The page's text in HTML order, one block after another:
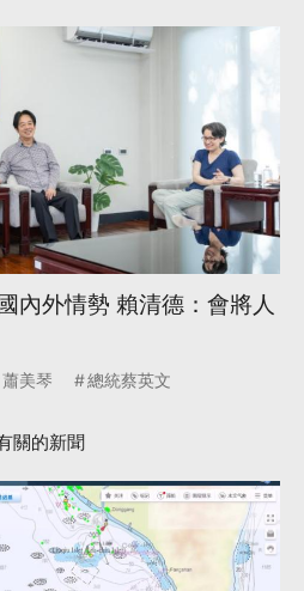
內外情勢 賴清德：會將人
蕭美琴 總統蔡英文
關的新聞